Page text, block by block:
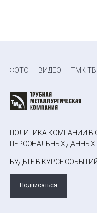
ФОТО ВИДЕО ТМК ТВ
ПОЛИТИКА КОМПАНИИ В
ПЕРСОНАЛЬНЫХ ДАННЫХ
БУДЬТЕ В КУРСЕ
Подписаться